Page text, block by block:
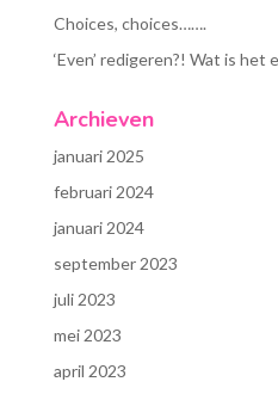
Choices, choices…….
‘Even’ redigeren?! Wat is het
Archieven
januari 2025
februari 2024
januari 2024
september 2023
juli 2023
mei 2023
april 2023